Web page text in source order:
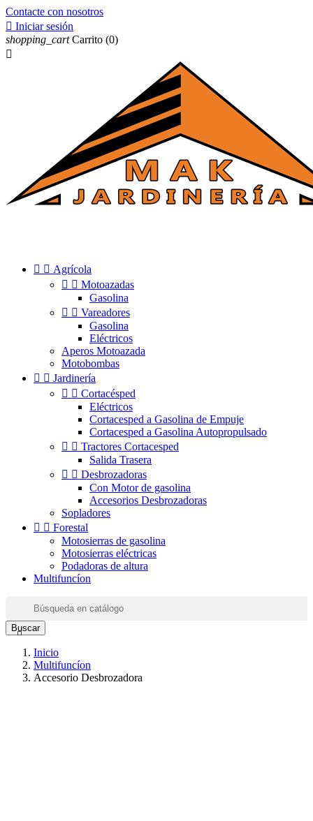
Contacte con nosotros
 Iniciar sesión
shopping_cart Carrito (0)

  Agrícola
  Motoazadas
Gasolina
  Vareadores
Gasolina
Eléctricos
Aperos Motoazada
Motobombas
  Jardinería
  Cortacésped
Eléctricos
Cortacesped a Gasolina de Empuje
Cortacesped a Gasolina Autopropulsado
  Tractores Cortacesped
Salida Trasera
  Desbrozadoras
Con Motor de gasolina
Accesorios Desbrozadoras
Sopladores
  Forestal
Motosierras de gasolina
Motosierras eléctricas
Podadoras de altura
Multifuncíon

Buscar
Inicio
Multifuncíon
Accesorio Desbrozadora